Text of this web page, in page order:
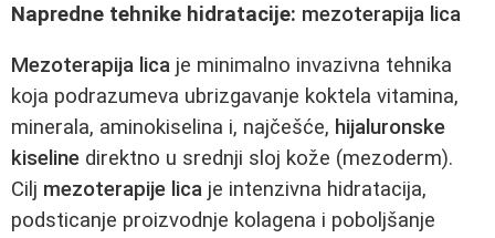
Napredne tehnike hidratacije: mezoterapija lica
Mezoterapija lica je minimalno invazivna tehnika
koja podrazumeva ubrizgavanje koktela vitamina,
minerala, aminokiselina i, najčešće, hijaluronske
kiseline direktno u srednji sloj kože (mezoderm).
Cilj mezoterapije lica je intenzivna hidratacija,
podsticanje proizvodnje kolagena i poboljšanje